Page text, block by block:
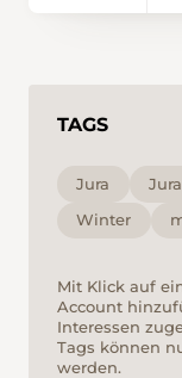
TAGS
Jura Jura
Winter
Mit Klick auf
Account
Interessen
Tags können
werden.